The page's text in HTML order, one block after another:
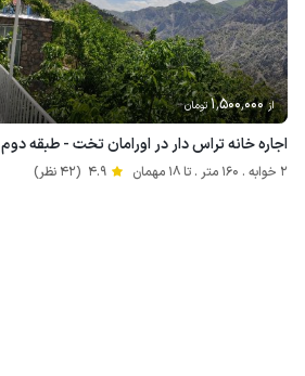
از 1٬500٬000تومان
اجاره خانه تراس دار در اورامان تخت - طبقه دوم
2 خوابه . 160 متر . تا 18 مهمان 4.9 (42 نظر)